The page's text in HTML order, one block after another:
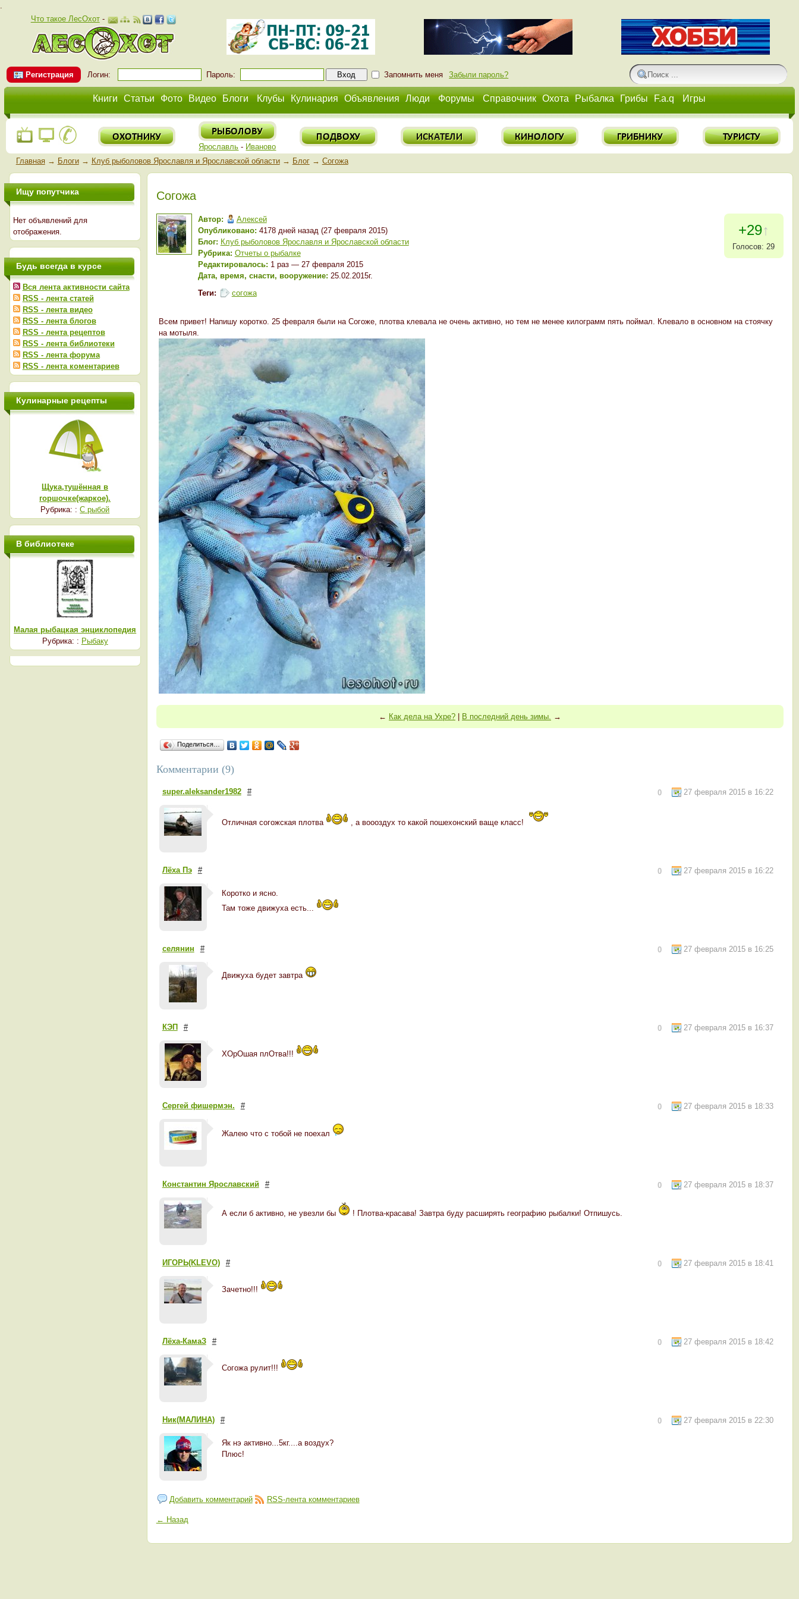
.
Что такое ЛесОхот-
Регистрация Логин: Пароль: Запомнить меня Забыли пароль?
Книги Статьи Фото Видео Блоги Клубы Кулинария Объявления Люди Форумы Справочник Охота Рыбалка Грибы F.a.q Игры
Ярославль - Иваново
Главная→ Блоги→ Клуб рыболовов Ярославля и Ярославской области→ Блог→ Согожа
Согожа
Автор:
Алексей
Опубликовано: 4178 дней назад (27 февраля 2015)
Блог: Клуб рыболовов Ярославля и Ярославской области
Рубрика: Отчеты о рыбалке
Редактировалось: 1 раз — 27 февраля 2015
Дата, время, снасти, вооружение: 25.02.2015г.
Теги:
согожа
+29↑
Голосов: 29
Всем привет! Напишу коротко. 25 февраля были на Согоже, плотва клевала не очень активно, но тем не менее килограмм пять поймал. Клевало в основном на стоячку
на мотыля.
← Как дела на Ухре?| В последний день зимы. →
Поделиться…
Комментарии (9)
super.aleksander1982 # 27 февраля 2015 в 16:22
0
Отличная согожская плотва , а воооздух то какой пошехонский ваще класс!
Лёха Пэ # 27 февраля 2015 в 16:22
0
Коротко и ясно.
Там тоже движуха есть...
селянин # 27 февраля 2015 в 16:25
0
Движуха будет завтра
КЭП # 27 февраля 2015 в 16:37
0
ХОрОшая плОтва!!!
Сергей фишермэн. # 27 февраля 2015 в 18:33
0
Жалею что с тобой не поехал
Константин Ярославский # 27 февраля 2015 в 18:37
0
А если б активно, не увезли бы ! Плотва-красава! Завтра буду расширять географию рыбалки! Отпишусь.
ИГОРЬ(KLEVO) # 27 февраля 2015 в 18:41
0
Зачетно!!!
Лёха-КамаЗ # 27 февраля 2015 в 18:42
0
Согожа рулит!!!
Ник(МАЛИНА) # 27 февраля 2015 в 22:30
0
Як нэ активно...5кг....а воздух?
Плюс!
Добавить комментарий RSS-лента комментариев
← Назад
Ищу попутчика
Нет объявлений для
отображения.
Будь всегда в курсе
Вся лента активности сайта
RSS - лента статей
RSS - лента видео
RSS - лента блогов
RSS - лента рецептов
RSS - лента библиотеки
RSS - лента форума
RSS - лента коментариев
Кулинарные рецепты
Щука,тушённая в
горшочке(жаркое).
Рубрика: :С рыбой
В библиотеке
Малая рыбацкая энциклопедия
Рубрика: : Рыбаку